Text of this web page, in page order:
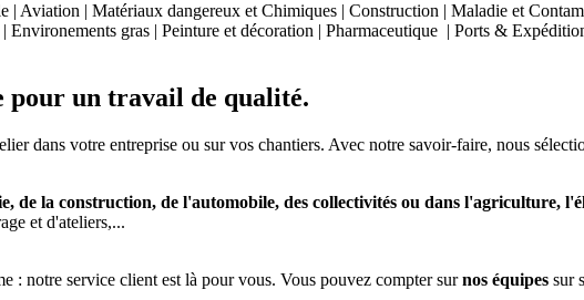
Aviation | Matériaux dangereux et Chimiques | Construction | Maladie et
Environements gras | Peinture et décoration | Pharmaceutique | Ports &
pour un travail de qualité.
dans votre entreprise ou sur vos chantiers. Avec notre savoir-faire, nous
de la construction, de l'automobile, des collectivités ou dans l'agriculture,
et d'ateliers,...
: notre service client est là pour vous. Vous pouvez compter surnos équipes sur